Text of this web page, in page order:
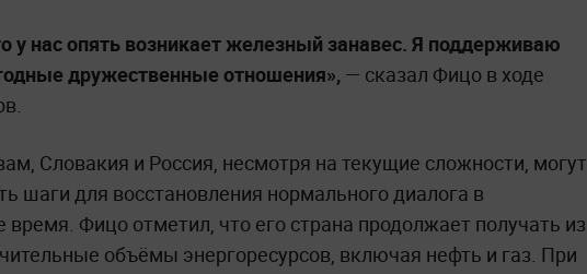
у нас опять возникает железный занавес. Я поддерживаю
дружественные отношения», — сказал Фицо в ходе
Словакия и Россия, несмотря на текущие сложности, могут
шаги для восстановления нормального диалога в
Фицо отметил, что его страна продолжает получать из
объёмы энергоресурсов, включая нефть и газ. При